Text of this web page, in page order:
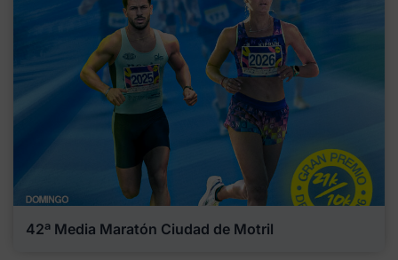
42ª Media Maratón Ciudad de Motril